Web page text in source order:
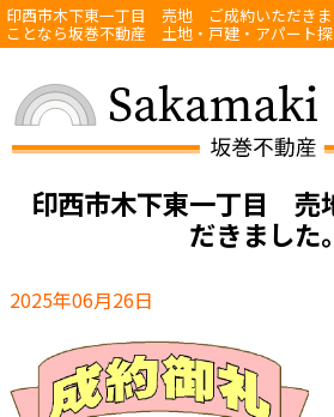
印西市木下東一丁目 売地 ご成約いただきま
ことなら坂巻不動産 土地・戸建・アパート
印西市木下東一丁目
だきました。
2025年06月26日